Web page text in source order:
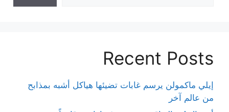
Recent Posts
إيلي ماكمولن يرسم غابات تضيئها هياكل أشبه بمذابح
من عالم آخر